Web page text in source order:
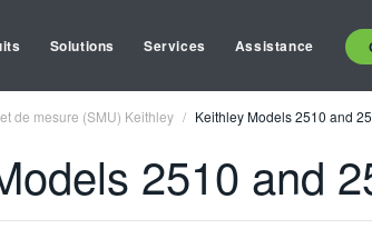
Solutions Services Assistance
de mesure (SMU) Keithley Keithley Models 2510 and
2510 and